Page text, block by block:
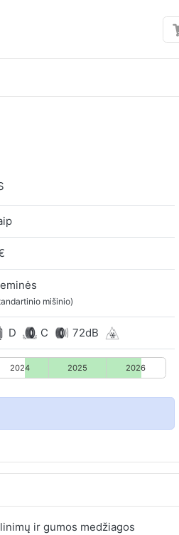
mišinio)
D C 72dB
2024 2025 2026
ir gumos medžiagos